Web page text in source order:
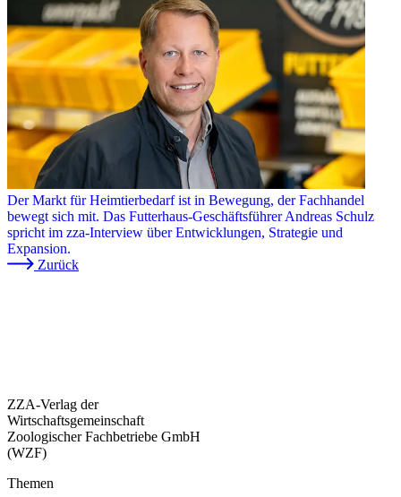
Der Markt für Heimtierbedarf ist in Bewegung, der Fachhandel
bewegt sich mit. Das Futterhaus-Geschäftsführer Andreas Schulz
spricht im zza-Interview über Entwicklungen, Strategie und
Expansion.
Zurück
ZZA-Verlag der
Wirtschaftsgemeinschaft
Zoologischer Fachbetriebe GmbH
(WZF)
Themen